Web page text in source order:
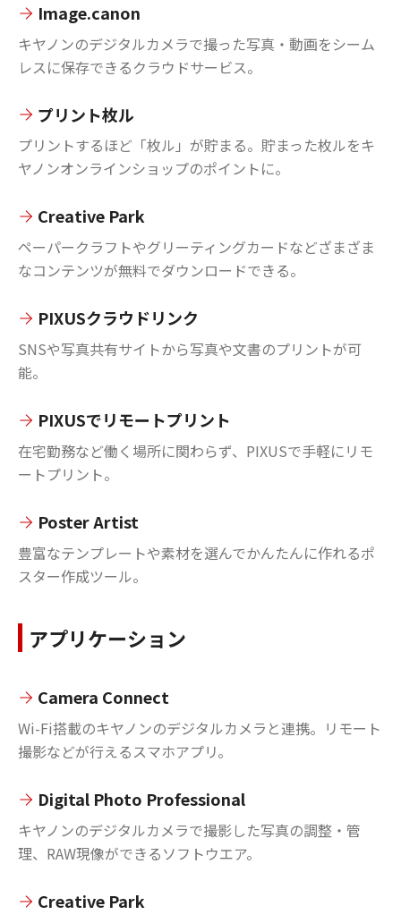
Image.canon
キヤノンのデジタルカメラで撮った写真・動画をシーム
レスに保存できるクラウドサービス。
プリント枚ル
プリントするほど「枚ル」が貯まる。貯まった枚ルをキ
ヤノンオンラインショップのポイントに。
Creative Park
ペーパークラフトやグリーティングカードなどざまざま
なコンテンツが無料でダウンロードできる。
PIXUSクラウドリンク
SNSや写真共有サイトから写真や文書のプリントが可
能。
PIXUSでリモートプリント
在宅勤務など働く場所に関わらず、PIXUSで手軽にリモ
ートプリント。
Poster Artist
豊富なテンプレートや素材を選んでかんたんに作れるポ
スター作成ツール。
アプリケーション
Camera Connect
Wi-Fi搭載のキヤノンのデジタルカメラと連携。リモート
撮影などが行えるスマホアプリ。
Digital Photo Professional
キヤノンのデジタルカメラで撮影した写真の調整・管
理、RAW現像ができるソフトウエア。
Creative Park